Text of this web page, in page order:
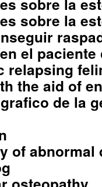
sobre la
sobre la
el
relapsing
the aid of
de la
of abnormal